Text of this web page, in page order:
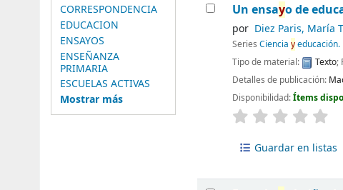
CORRESPONDENCIA
EDUCACION
ENSAYOS
ENSEÑANZA
PRIMARIA
ESCUELAS ACTIVAS
Mostrar más
Un ensayo de
por Diez Paris, María
SeriesCienciayeducación.
Tipo de material:
Texto;
Detalles de publicación:
Disponibilidad:Ítems
Guardar en listas